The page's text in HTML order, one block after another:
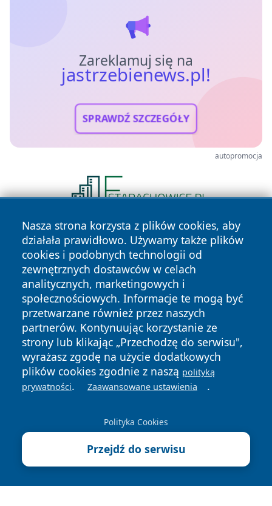
Zareklamuj się na
jastrzebienews.pl!
SPRAWDŹ SZCZEGÓŁY
autopromocja
Nasza strona korzysta z plików cookies, aby
działała prawidłowo. Używamy także plików
cookies i podobnych technologii od
zewnętrznych dostawców w celach
analitycznych, marketingowych i
społecznościowych. Informacje te mogą być
przetwarzane również przez naszych
partnerów. Kontynuując korzystanie ze
strony lub klikając „Przechodzę do serwisu",
wyrażasz zgodę na użycie dodatkowych
plików cookies zgodnie z naszą polityką
prywatności. Zaawansowane ustawienia .
Polityka Cookies
Przejdź do serwisu
Copyright © 2026 jastrzebienews.pl Wszystkie prawa
zastrzeżone.
News Autorzy
Polityka
Prywatności
Polityka
Cookies